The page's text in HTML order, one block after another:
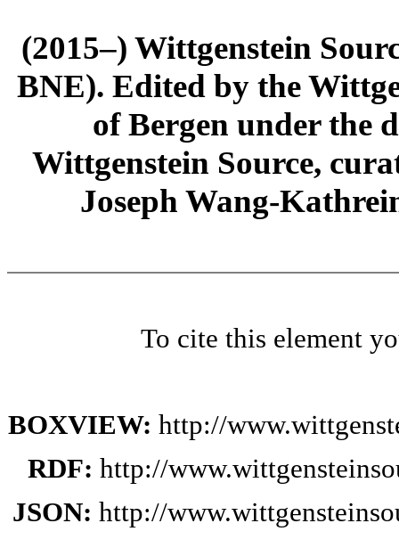
(2015–) Wittgenstein
BNE). Edited by the
of Bergen under the
Wittgenstein Source,
Joseph Wang-
To cite this element
BOXVIEW: http://
RDF: http://
JSON: http://